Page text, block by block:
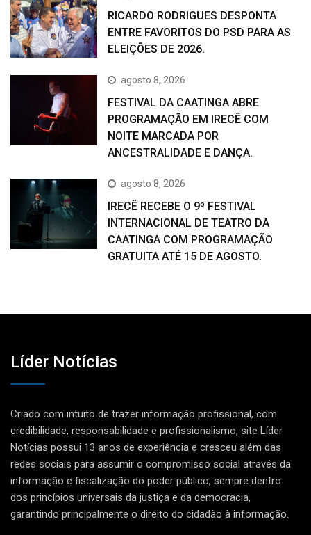
RICARDO RODRIGUES DESPONTA
ENTRE FAVORITOS DO PSD PARA AS
ELEIÇÕES DE 2026.
agosto 8, 2026
FESTIVAL DA CAATINGA ABRE
PROGRAMAÇÃO EM IRECÊ COM
NOITE MARCADA POR
ANCESTRALIDADE E DANÇA.
agosto 8, 2026
IRECÊ RECEBE O 9º FESTIVAL
INTERNACIONAL DE TEATRO DA
CAATINGA COM PROGRAMAÇÃO
GRATUITA ATÉ 15 DE AGOSTO.
Líder Notícias
Criado com intuito de trazer informação profissional, com
credibilidade, responsabilidade e profissionalismo, site Líder
Notícias possui 13 anos de experiência e cresceu além das
redes sociais para assumir o compromisso social através da
informação e fiscalização do poder público, sempre dentro
dos princípios universais da justiça e da democracia,
garantindo principalmente o direito do cidadão à informação.